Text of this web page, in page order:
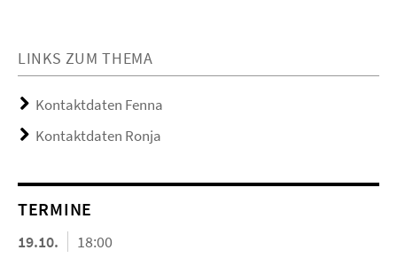
LINKS ZUM THEMA
Kontaktdaten Fenna
Kontaktdaten Ronja
TERMINE
19.10.
18:00